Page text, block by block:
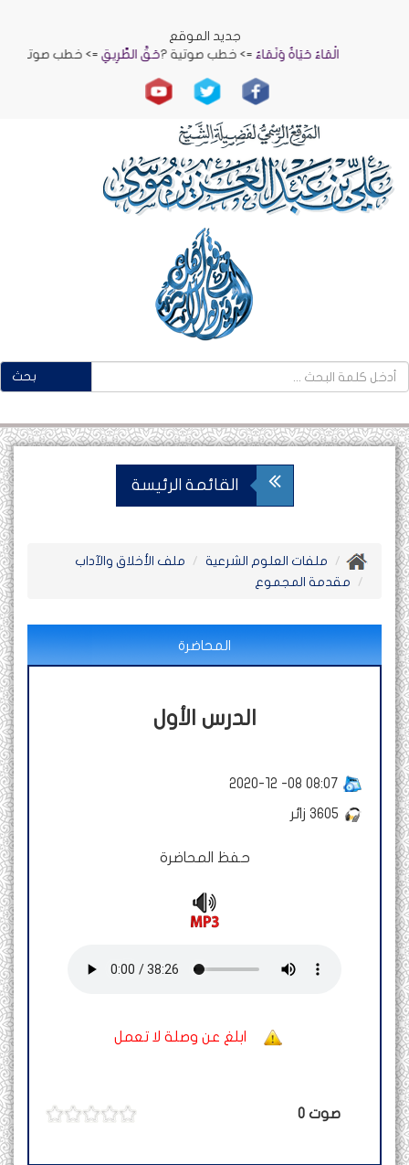
جديد الموقع
حَقُّ الطَّرِيقِ=> خطب صوتية ? الْمَاءُ حَيَاةٌ وَنَمَاءٌ=> خطب صوتية ?
بحث
القائمة الرئيسة
ملفات العلوم الشرعية
ملف الأخلاق والآداب
مقدمة المجموع
المحاضرة
الدرس الأول
2020-12 -08 08:07
3605 زائر
حفظ المحاضرة
ابلغ عن وصلة لا تعمل
0 صوت